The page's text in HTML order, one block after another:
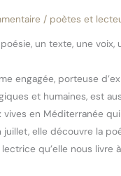
/ poètes et
poésie, un texte, une voix,
engagée, porteuse
et humaines, est
vives en Méditerranée
elle découvre la
qu’elle nous livre